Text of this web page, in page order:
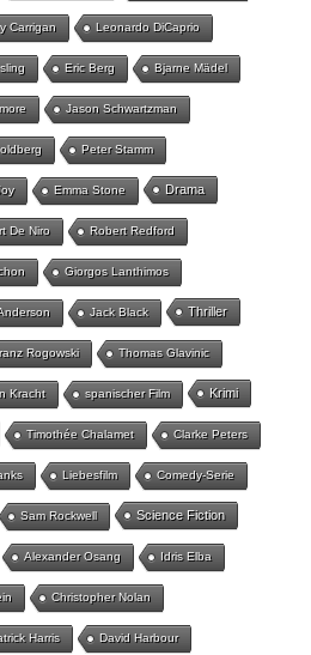
Carrigan Leonardo DiCaprio
Eric Berg Bjarne Mädel
Jason Schwartzman
Peter Stamm
Emma Stone Drama
De Niro Robert Redford
Giorgos Lanthimos
Jack Black Thriller
Rogowski Thomas Glavinic
Kracht spanischer Film Krimi
Timothée Chalamet Clarke Peters
Liebesfilm Comedy-Serie
Sam Rockwell Science Fiction
Alexander Osang Idris Elba
Christopher Nolan
Harris David Harbour